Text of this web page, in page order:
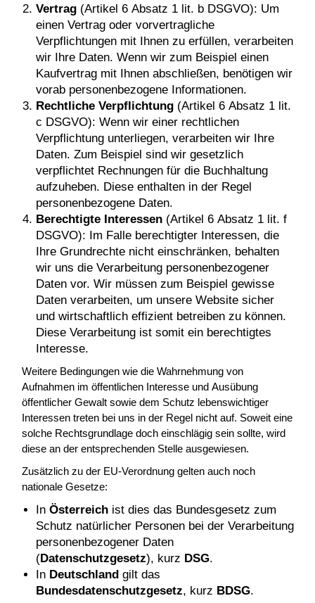
Vertrag(Artikel 6 Absatz 1 lit. b DSGVO): Um
einen Vertrag oder vorvertragliche
Verpflichtungen mit Ihnen zu erfüllen, verarbeiten
wir Ihre Daten. Wenn wir zum Beispiel einen
Kaufvertrag mit Ihnen abschließen, benötigen wir
vorab personenbezogene Informationen.
Rechtliche Verpflichtung(Artikel 6 Absatz 1 lit.
c DSGVO): Wenn wir einer rechtlichen
Verpflichtung unterliegen, verarbeiten wir Ihre
Daten. Zum Beispiel sind wir gesetzlich
verpflichtet Rechnungen für die Buchhaltung
aufzuheben. Diese enthalten in der Regel
personenbezogene Daten.
Berechtigte Interessen(Artikel 6 Absatz 1 lit. f
DSGVO): Im Falle berechtigter Interessen, die
Ihre Grundrechte nicht einschränken, behalten
wir uns die Verarbeitung personenbezogener
Daten vor. Wir müssen zum Beispiel gewisse
Daten verarbeiten, um unsere Website sicher
und wirtschaftlich effizient betreiben zu können.
Diese Verarbeitung ist somit ein berechtigtes
Interesse.
Weitere Bedingungen wie die Wahrnehmung von
Aufnahmen im öffentlichen Interesse und Ausübung
öffentlicher Gewalt sowie dem Schutz lebenswichtiger
Interessen treten bei uns in der Regel nicht auf. Soweit eine
solche Rechtsgrundlage doch einschlägig sein sollte, wird
diese an der entsprechenden Stelle ausgewiesen.
Zusätzlich zu der EU-Verordnung gelten auch noch
nationale Gesetze:
In Österreichist dies das Bundesgesetz zum
Schutz natürlicher Personen bei der Verarbeitung
personenbezogener Daten
(Datenschutzgesetz), kurz DSG.
In Deutschlandgilt das
Bundesdatenschutzgesetz, kurz BDSG.